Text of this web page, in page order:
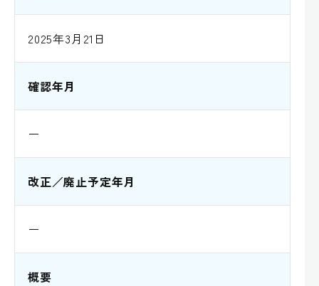
2025年3月21日
確認年月
ー
改正／廃止予定年月
ー
概要